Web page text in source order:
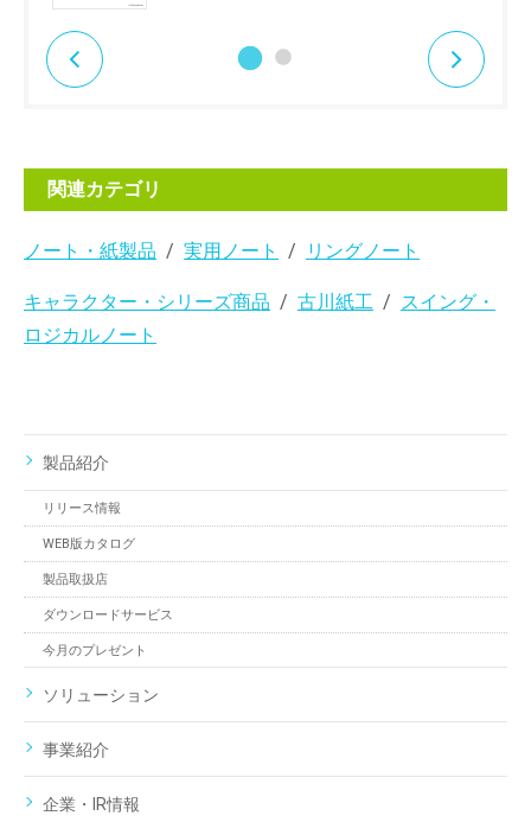
関連カテゴリ
ノート・紙製品 実用ノート リングノート
キャラクター・シリーズ商品 古川紙工
スイング・
ロジカルノート
製品紹介
リリース情報
WEB版カタログ
製品取扱店
ダウンロードサービス
今月のプレゼント
ソリューション
事業紹介
企業・IR情報